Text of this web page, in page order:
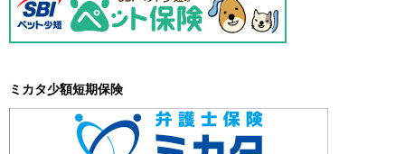
ミカタ少額短期保険